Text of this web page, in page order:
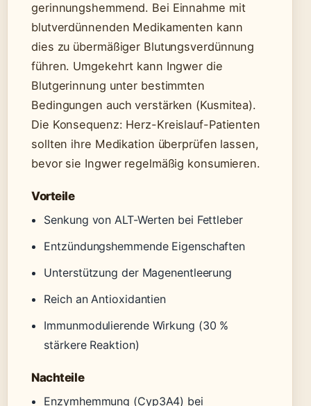
gerinnungshemmend. Bei Einnahme mit
blutverdünnenden Medikamenten kann
dies zu übermäßiger Blutungsverdünnung
führen. Umgekehrt kann Ingwer die
Blutgerinnung unter bestimmten
Bedingungen auch verstärken (Kusmitea).
Die Konsequenz: Herz-Kreislauf-Patienten
sollten ihre Medikation überprüfen lassen,
bevor sie Ingwer regelmäßig konsumieren.
Vorteile
Senkung von ALT-Werten bei Fettleber
Entzündungshemmende Eigenschaften
Unterstützung der Magenentleerung
Reich an Antioxidantien
Immunmodulierende Wirkung (30 %
stärkere Reaktion)
Nachteile
Enzymhemmung (Cyp3A4) bei